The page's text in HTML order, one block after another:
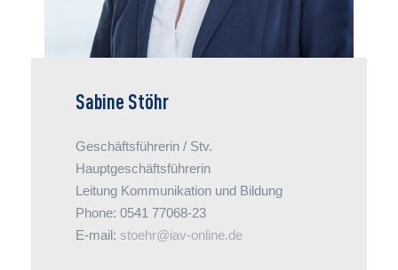
Sabine Stöhr
Geschäftsführerin / Stv.
Hauptgeschäftsführerin
Leitung Kommunikation und Bildung
Phone: 0541 77068-23
E-mail: stoehr@iav-online.de